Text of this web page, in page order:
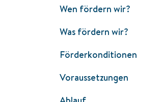
Wen fördern wir?
Was fördern wir?
Förderkonditionen
Voraussetzungen